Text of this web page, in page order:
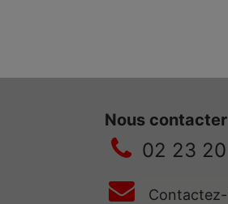
Nous contacter
02 23